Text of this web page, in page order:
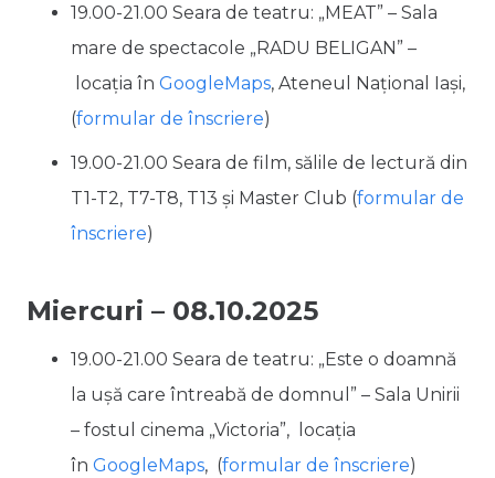
19.00-21.00 Seara de teatru: „MEAT” – Sala
mare de spectacole „RADU BELIGAN” –
locația în GoogleMaps, Ateneul Național Iași,
(formular de înscriere)
19.00-21.00 Seara de film, sălile de lectură din
T1-T2, T7-T8, T13 și Master Club (formular de
înscriere)
Miercuri – 08.10.2025
19.00-21.00 Seara de teatru: „Este o doamnă
la ușă care întreabă de domnul” – Sala Unirii
– fostul cinema „Victoria”,
locația
în GoogleMaps, (formular de înscriere)